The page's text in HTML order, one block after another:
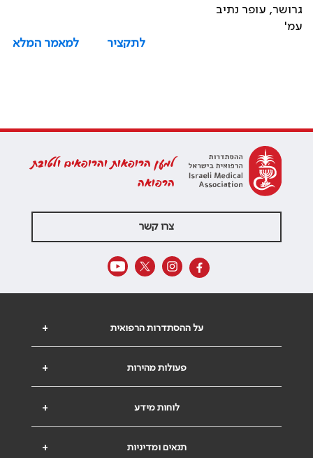
גרושר, עופר נתיב
עמ'
לתקציר
למאמר המלא
למען הרופאות והרופאים ולטובת
הרפואה
צרו קשר
+ על ההסתדרות הרפואית
+ פעולות מהירות
+ לוחות מידע
+ תנאים ומדיניות